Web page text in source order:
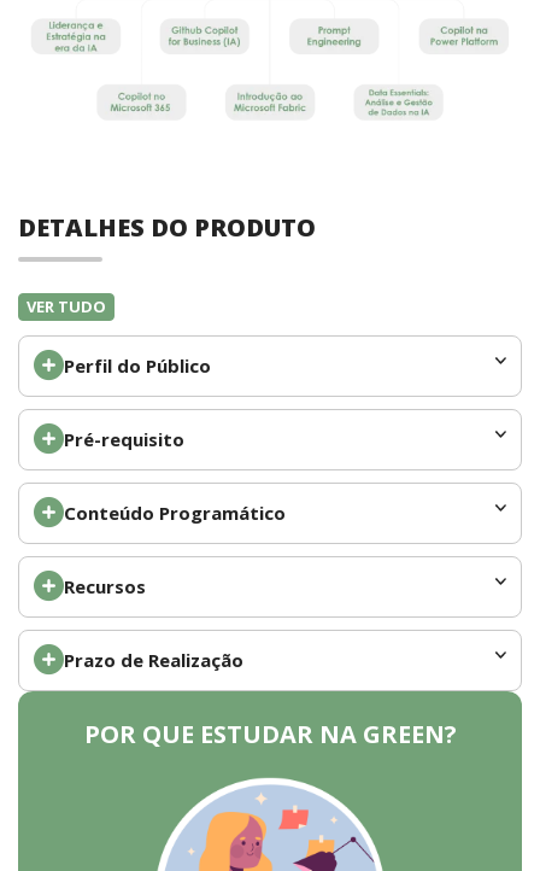
DETALHES DO PRODUTO
VER TUDO
Perfil do Público
Pré-requisito
Conteúdo Programático
Recursos
Prazo de Realização
POR QUE ESTUDAR NA GREEN?